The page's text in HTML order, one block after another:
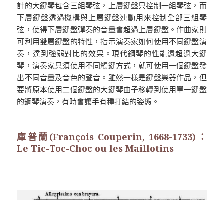
計的大鍵琴包含三組琴弦，上層鍵盤只控制一組琴弦，而
下層鍵盤透過機構與上層鍵盤連動用來控制全部三組琴
弦，使得下層鍵盤彈奏的音量會超過上層鍵盤。作曲家則
可利用雙層鍵盤的特性，指示演奏家如何使用不同鍵盤演
奏，達到強弱對比的效果。現代鋼琴的性能遠超過大鍵
琴，演奏家只須使用不同觸鍵方式，就可使用一個鍵盤發
出不同音量及音色的聲音。雖然一樣是鍵盤樂器作品，但
要將原本使用二個鍵盤的大鍵琴曲子移轉到使用單一鍵盤
的鋼琴演奏，有時會讓手有種打結的姿態。
庫普蘭(François Couperin, 1668-1733)：
Le Tic-Toc-Choc ou les Maillotins